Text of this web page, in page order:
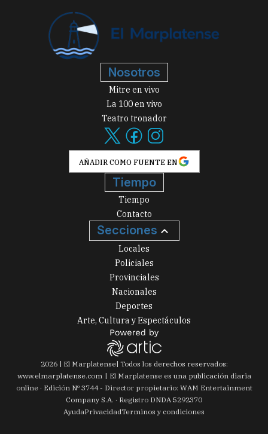
Nosotros
Mitre en vivo
La 100 en vivo
Teatro tronador
AÑADIR COMO FUENTE EN
Tiempo
Tiempo
Contacto
Secciones
Locales
Policiales
Provinciales
Nacionales
Deportes
Arte, Cultura y Espectáculos
2026| El Marplatense| Todos los derechos reservados:
www.elmarplatense.com
El Marplatense es una publicación diaria
online · Edición Nº 3744- Director propietario: WAM Entertainment
Company S.A. · Registro DNDA 5292370
AyudaPrivacidadTerminos y condiciones